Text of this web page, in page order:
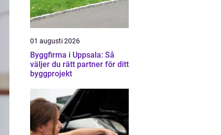
01 augusti 2026
Byggfirma i Uppsala: Så
väljer du rätt partner för ditt
byggprojekt